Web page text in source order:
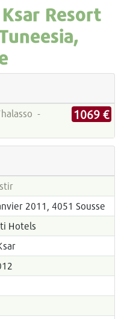
Resort
-
1069 €
2011, 4051 Sousse
Hotels